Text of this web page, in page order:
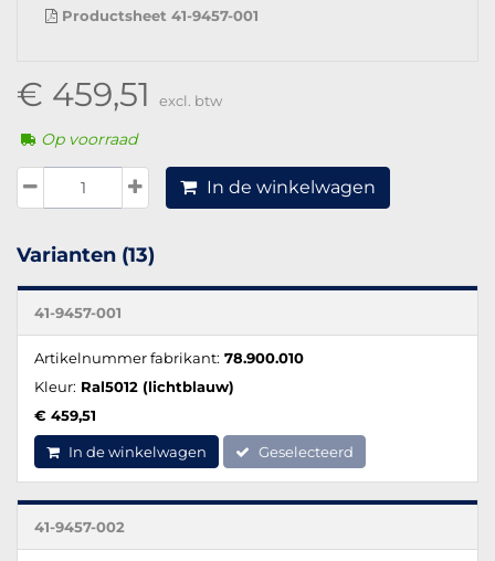
Productsheet 41-9457-001
€ 459,51 excl. btw
Op voorraad
In de winkelwagen
Varianten (13)
41-9457-001
Artikelnummer fabrikant: 78.900.010
Kleur: Ral5012 (lichtblauw)
€ 459,51
In de winkelwagen Geselecteerd
41-9457-002